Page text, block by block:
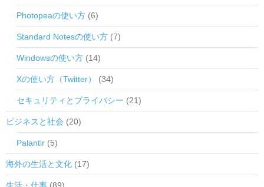
Photopeaの使い方 (6)
Standard Notesの使い方 (7)
Windowsの使い方 (14)
Xの使い方（Twitter） (34)
セキュリティとプライバシー (21)
ビジネスと社会 (20)
Palantir (5)
海外の生活と文化 (17)